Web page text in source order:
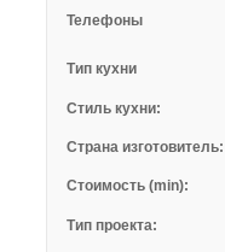
Телефоны
Тип кухни
Стиль кухни:
Страна изготовитель:
Стоимость (min):
Тип проекта: